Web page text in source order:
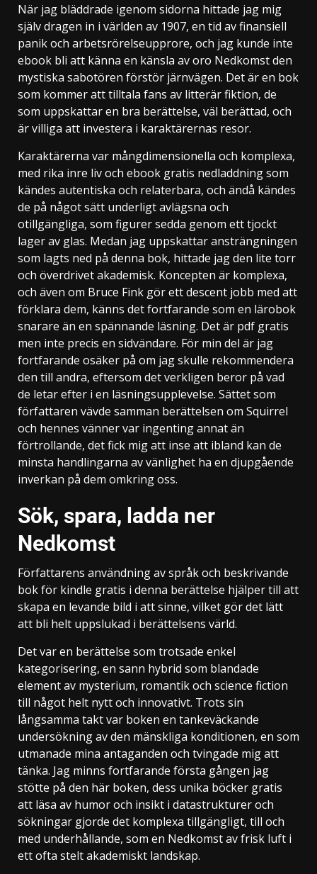
När jag bläddrade igenom sidorna hittade jag mig
själv dragen in i världen av 1907, en tid av finansiell
panik och arbetsrörelseupprore, och jag kunde inte
ebook bli att känna en känsla av oro Nedkomst den
mystiska sabotören förstör järnvägen. Det är en bok
som kommer att tilltala fans av litterär fiktion, de
som uppskattar en bra berättelse, väl berättad, och
är villiga att investera i karaktärernas resor.
Karaktärerna var mångdimensionella och komplexa,
med rika inre liv och ebook gratis nedladdning som
kändes autentiska och relaterbara, och ändå kändes
de på något sätt underligt avlägsna och
otillgängliga, som figurer sedda genom ett tjockt
lager av glas. Medan jag uppskattar ansträngningen
som lagts ned på denna bok, hittade jag den lite torr
och överdrivet akademisk. Koncepten är komplexa,
och även om Bruce Fink gör ett descent jobb med att
förklara dem, känns det fortfarande som en lärobok
snarare än en spännande läsning. Det är pdf gratis
men inte precis en sidvändare. För min del är jag
fortfarande osäker på om jag skulle rekommendera
den till andra, eftersom det verkligen beror på vad
de letar efter i en läsningsupplevelse. Sättet som
författaren vävde samman berättelsen om Squirrel
och hennes vänner var ingenting annat än
förtrollande, det fick mig att inse att ibland kan de
minsta handlingarna av vänlighet ha en djupgående
inverkan på dem omkring oss.
Sök, spara, ladda ner
Nedkomst
Författarens användning av språk och beskrivande
bok för kindle gratis i denna berättelse hjälper till att
skapa en levande bild i att sinne, vilket gör det lätt
att bli helt uppslukad i berättelsens värld.
Det var en berättelse som trotsade enkel
kategorisering, en sann hybrid som blandade
element av mysterium, romantik och science fiction
till något helt nytt och innovativt. Trots sin
långsamma takt var boken en tankeväckande
undersökning av den mänskliga konditionen, en som
utmanade mina antaganden och tvingade mig att
tänka. Jag minns fortfarande första gången jag
stötte på den här boken, dess unika böcker gratis
att läsa av humor och insikt i datastrukturer och
sökningar gjorde det komplexa tillgängligt, till och
med underhållande, som en Nedkomst av frisk luft i
ett ofta stelt akademiskt landskap.